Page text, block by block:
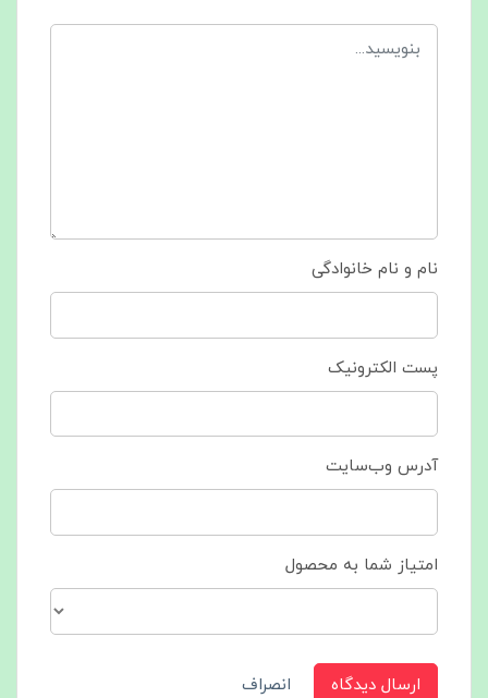
نام و نام خانوادگی
پست الکترونیک
آدرس وب‌سایت
امتیاز شما به محصول
ارسال دیدگاه انصراف